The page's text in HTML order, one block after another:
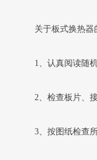
关于板式换热器
1、认真阅读随
2、检查板片、
3、按图纸检查